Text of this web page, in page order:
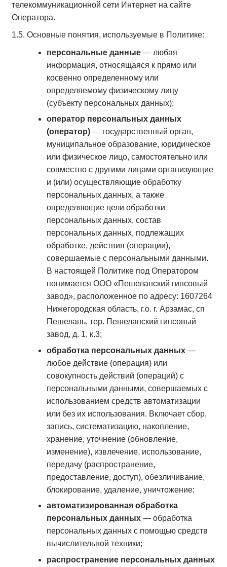
телекоммуникационной сети Интернет на сайте
Оператора.
1.5. Основные понятия, используемые в Политике:
персональные данные— любая
информация, относящаяся к прямо или
косвенно определенному или
определяемому физическому лицу
(субъекту персональных данных);
оператор персональных данных
(оператор)— государственный орган,
муниципальное образование, юридическое
или физическое лицо, самостоятельно или
совместно с другими лицами организующие
и (или) осуществляющие обработку
персональных данных, а также
определяющие цели обработки
персональных данных, состав
персональных данных, подлежащих
обработке, действия (операции),
совершаемые с персональными данными.
В настоящей Политике под Оператором
понимается ООО «Пешеланский гипсовый
завод», расположенное по адресу: 1607264
Нижегородская область, г.о. г. Арзамас, сп
Пешелань, тер. Пешеланский гипсовый
завод, д. 1, к.3;
обработка персональных данных—
любое действие (операция) или
совокупность действий (операций) с
персональными данными, совершаемых с
использованием средств автоматизации
или без их использования. Включает сбор,
запись, систематизацию, накопление,
хранение, уточнение (обновление,
изменение), извлечение, использование,
передачу (распространение,
предоставление, доступ), обезличивание,
блокирование, удаление, уничтожение;
автоматизированная обработка
персональных данных— обработка
персональных данных с помощью средств
вычислительной техники;
распространение персональных данных